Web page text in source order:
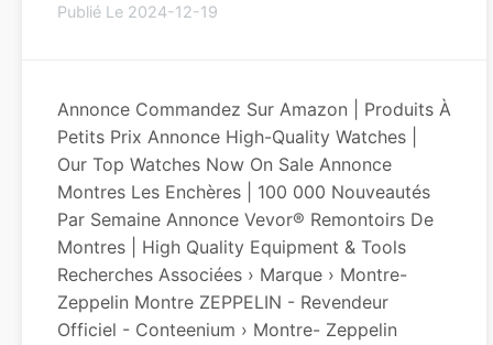
Publié Le 2024-12-19
Annonce Commandez Sur Amazon | Produits À
Petits Prix Annonce High-Quality Watches |
Our Top Watches Now On Sale Annonce
Montres Les Enchères | 100 000 Nouveautés
Par Semaine Annonce Vevor® Remontoirs De
Montres | High Quality Equipment & Tools
Recherches Associées › Marque › Montre-
Zeppelin Montre ZEPPELIN - Revendeur
Officiel - Conteenium › Montre- Zeppelin